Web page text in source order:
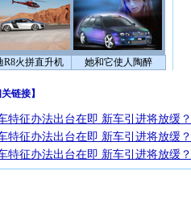
R8火拼直升机 她和它使人陶醉
链接】
特征办法出台在即 新车引进将放缓？
特征办法出台在即 新车引进将放缓？
特征办法出台在即 新车引进将放缓？